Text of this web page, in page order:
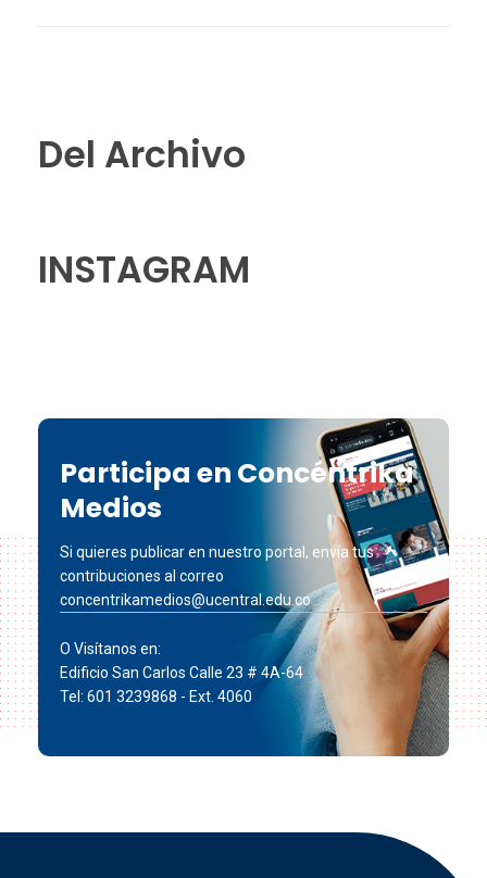
Del Archivo
INSTAGRAM
Participa en Concéntrika
Medios
Si quieres publicar en nuestro portal, envía tus
contribuciones al correo
concentrikamedios@ucentral.edu.co
O Visítanos en:
Edificio San Carlos Calle 23 # 4A-64
Tel: 601 3239868 - Ext. 4060